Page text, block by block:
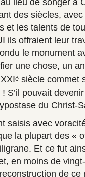
lieu de songer à
des siècles,
et les talents de
ils offraient leur
le monument
une chose, un
è siècle commet
S’il pouvait
du Christ-
saisis avec
la plupart des «
Et ce fut
en moins de
de ce